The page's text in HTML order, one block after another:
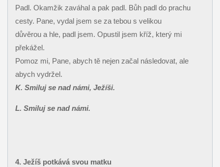
Padl. Okamžik zaváhal a pak padl. Bůh padl do prachu
cesty. Pane, vydal jsem se za tebou s velikou
důvěrou a hle, padl jsem. Opustil jsem kříž, který mi
překážel.
Pomoz mi, Pane, abych tě nejen začal následovat, ale
abych vydržel.
K. Smiluj se nad námi, Ježíši.
L. Smiluj se nad námi.
4. Ježíš potkává svou matku